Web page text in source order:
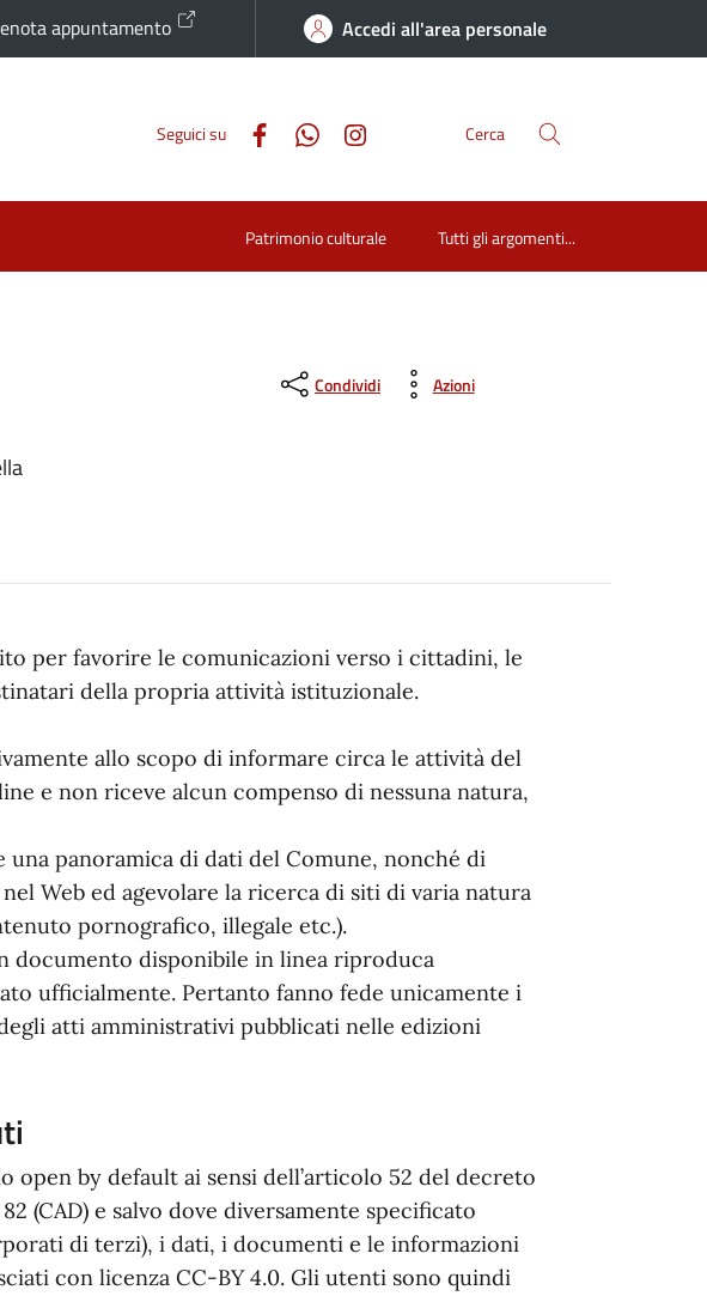
appuntamento Accedi all'area personale
Seguici su Cerca
Patrimonio culturale Tutti gli argomenti...
Condividi Azioni
per favorire le comunicazioni verso i cittadini, le
della propria attività istituzionale.
allo scopo di informare circa le attività del
e non riceve alcun compenso di nessuna natura,
panoramica di dati del Comune, nonché di
Web ed agevolare la ricerca di siti di varia natura
pornografico, illegale etc.).
documento disponibile in linea riproduca
ufficialmente. Pertanto fanno fede unicamente i
atti amministrativi pubblicati nelle edizioni
open by default ai sensi dell’articolo 52 del decreto
(CAD) e salvo dove diversamente specificato
di terzi), i dati, i documenti e le informazioni
con licenza CC-BY 4.0. Gli utenti sono quindi